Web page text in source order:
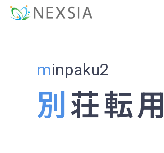
minpaku2
別荘転用